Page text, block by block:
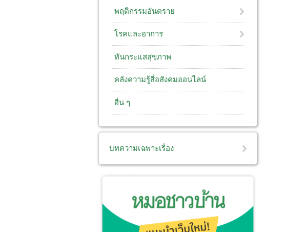
พฤติกรรมอันตราย
โรคและอาการ
ทันกระแสสุขภาพ
คลังความรู้สื่อสังคมออนไลน์
อื่น ๆ
บทความเฉพาะเรื่อง